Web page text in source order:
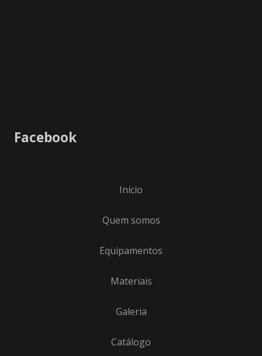
Facebook
Início
Quem somos
Equipamentos
Materiais
Galeria
Catálogo